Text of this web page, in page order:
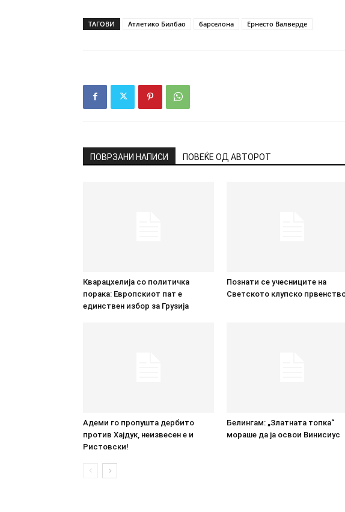
ТАГОВИ Атлетико Билбао барселона Ернесто Валверде
ПОВРЗАНИ НАПИСИ ПОВЕЌЕ ОД АВТОРОТ
Кварацхелија со политичка
порака: Европскиот пат е
единствен избор за Грузија
Познати се учесниците на
Светското клупско
Адеми го пропушта дербито
против Хајдук, неизвесен е и
Ристовски!
Белингам: „Златната топка“
мораше да ја освои Винисиус